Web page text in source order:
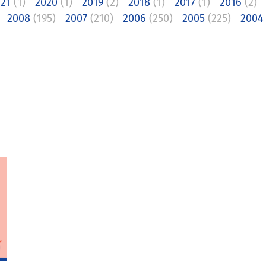
2008 (195) 2007 (210) 2006 (250) 2005 (225) 2004